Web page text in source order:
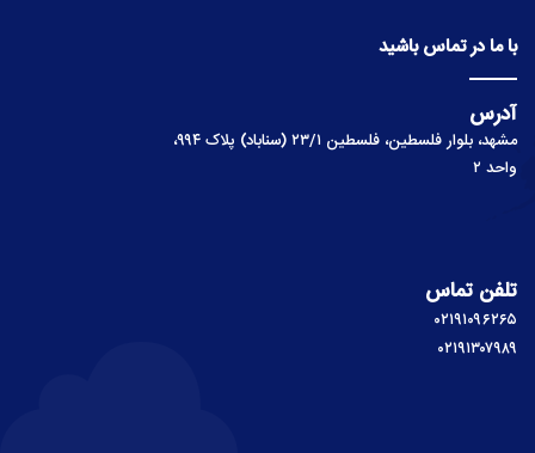
با ما در تماس باشید
آدرس
مشهد، بلوار فلسطین، فلسطین ۲۳/۱ (سناباد) پلاک ۹۹۴،
واحد ۲
تلفن تماس
۰۲۱۹۱۰۹۶۲۶۵
۰۲۱۹۱۳۰۷۹۸۹